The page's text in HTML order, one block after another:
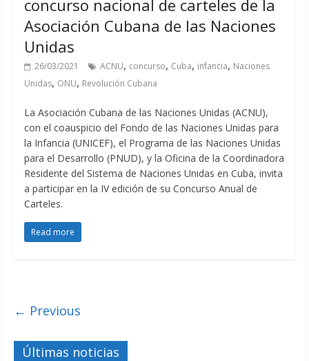
concurso nacional de carteles de la
Asociación Cubana de las Naciones
Unidas
26/03/2021 ACNU, concurso, Cuba, infancia, Naciones
Unidas, ONU, Revolución Cubana
La Asociación Cubana de las Naciones Unidas (ACNU),
con el coauspicio del Fondo de las Naciones Unidas para
la Infancia (UNICEF), el Programa de las Naciones Unidas
para el Desarrollo (PNUD), y la Oficina de la Coordinadora
Residente del Sistema de Naciones Unidas en Cuba, invita
a participar en la IV edición de su Concurso Anual de
Carteles.
Read more
← Previous
Últimas noticias